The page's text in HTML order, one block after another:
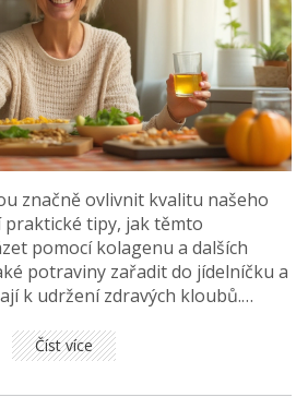
značně ovlivnit kvalitu našeho
praktické tipy, jak těmto
pomocí kolagenu a dalších
potraviny zařadit do jídelníčku a
k udržení zdravých kloubů.
Číst více